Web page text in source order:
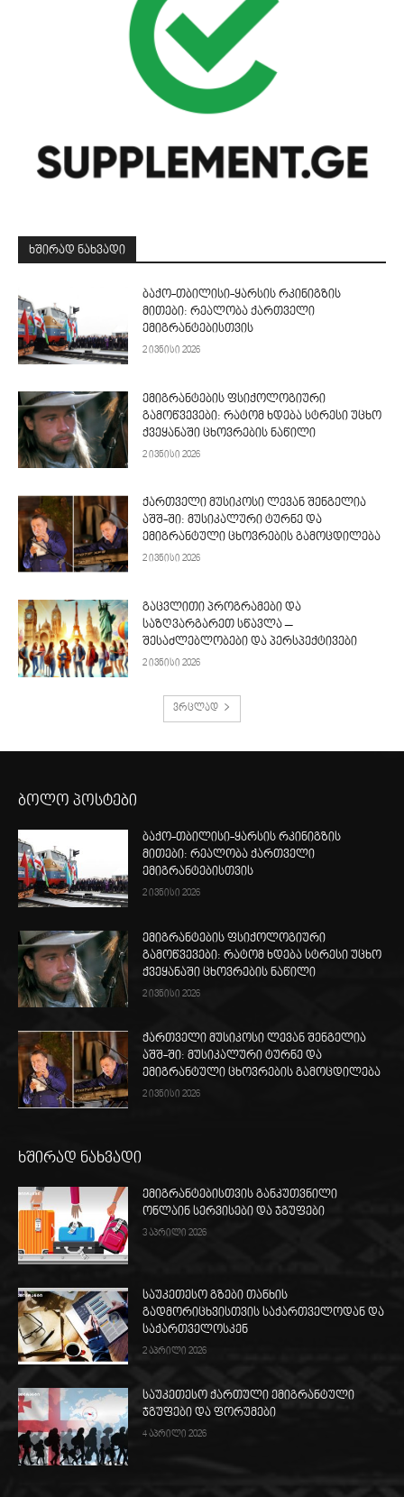
ᲮᲨᲘᲠᲐᲓ ᲜᲐᲮᲕᲐᲓᲘ
ბაქო-თბილისი-ყარსის რკინიგზის
მითები: რეალობა ქართველი
ემიგრანტებისთვის
2 ივნისი 2026
ემიგრანტების ფსიქოლოგიური
გამოწვევები: რატომ ხდება სტრესი უცხო
ქვეყანაში ცხოვრების ნაწილი
2 ივნისი 2026
ქართველი მუსიკოსი ლევან შენგელია
აშშ-ში: მუსიკალური ტურნე და
ემიგრანტული ცხოვრების გამოცდილება
2 ივნისი 2026
გაცვლითი პროგრამები და
საზღვარგარეთ სწავლა –
შესაძლებლობები და პერსპექტივები
2 ივნისი 2026
ვრცლად
ბოლო პოსტები
ბაქო-თბილისი-ყარსის რკინიგზის
მითები: რეალობა ქართველი
ემიგრანტებისთვის
2 ივნისი 2026
ემიგრანტების ფსიქოლოგიური
გამოწვევები: რატომ ხდება სტრესი უცხო
ქვეყანაში ცხოვრების ნაწილი
2 ივნისი 2026
ქართველი მუსიკოსი ლევან შენგელია
აშშ-ში: მუსიკალური ტურნე და
ემიგრანტული ცხოვრების გამოცდილება
2 ივნისი 2026
ხშირად ნახვადი
ემიგრანტებისთვის განკუთვნილი
ონლაინ სერვისები და ჯგუფები
3 აპრილი 2026
საუკეთესო გზები თანხის
გადმორიცხვისთვის საქართველოდან და
საქართველოსკენ
2 აპრილი 2026
საუკეთესო ქართული ემიგრანტული
ჯგუფები და ფორუმები
4 აპრილი 2026